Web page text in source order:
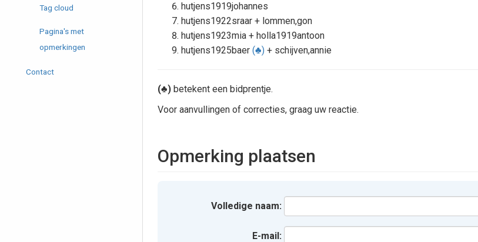
Tag cloud
Pagina's met
opmerkingen
Contact
hutjens1919johannes
hutjens1922sraar + lommen,gon
hutjens1923mia + holla1919antoon
hutjens1925baer(♣) + schijven,annie
(♣) betekent een bidprentje.
Voor aanvullingen of correcties, graag uw reactie.
Opmerking plaatsen
Volledige naam:
E-mail: